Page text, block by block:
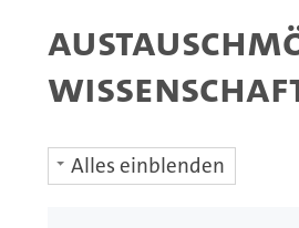
Alles einblenden